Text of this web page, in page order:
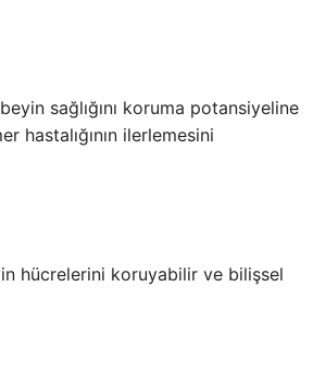
sağlığını koruma potansiyeline
hastalığının ilerlemesini
hücrelerini koruyabilir ve bilişsel